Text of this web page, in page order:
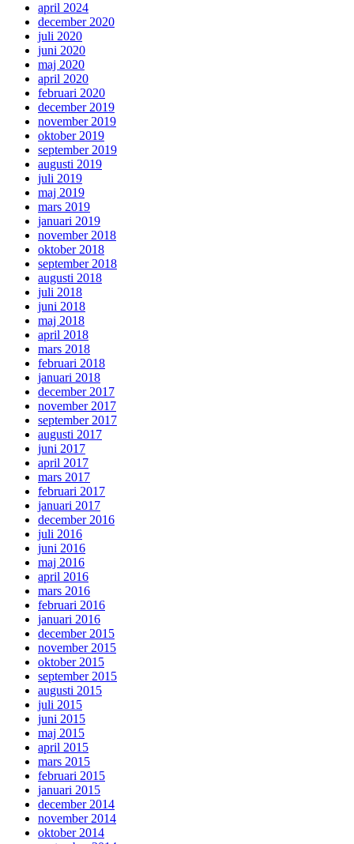
april 2024
december 2020
juli 2020
juni 2020
maj 2020
april 2020
februari 2020
december 2019
november 2019
oktober 2019
september 2019
augusti 2019
juli 2019
maj 2019
mars 2019
januari 2019
november 2018
oktober 2018
september 2018
augusti 2018
juli 2018
juni 2018
maj 2018
april 2018
mars 2018
februari 2018
januari 2018
december 2017
november 2017
september 2017
augusti 2017
juni 2017
april 2017
mars 2017
februari 2017
januari 2017
december 2016
juli 2016
juni 2016
maj 2016
april 2016
mars 2016
februari 2016
januari 2016
december 2015
november 2015
oktober 2015
september 2015
augusti 2015
juli 2015
juni 2015
maj 2015
april 2015
mars 2015
februari 2015
januari 2015
december 2014
november 2014
oktober 2014